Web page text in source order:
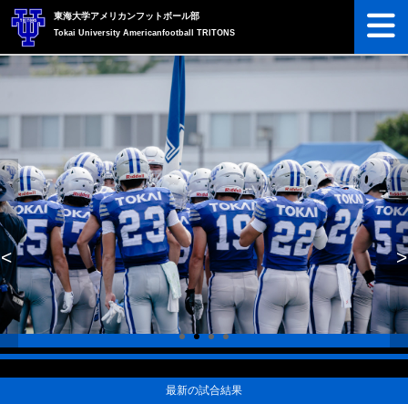
東海大学アメリカンフットボール部
Tokai University Americanfootball TRITONS
< >
最新の試合結果